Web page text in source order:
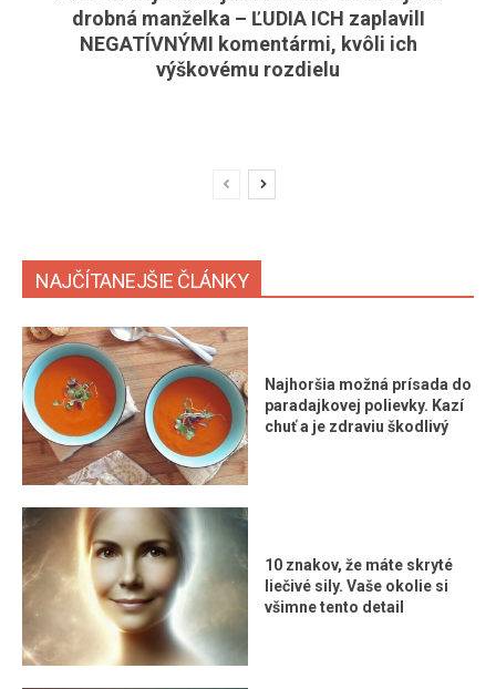
drobná manželka – ĽUDIA ICH zaplavilI
NEGATÍVNÝMI komentármi, kvôli ich
výškovému rozdielu
NAJČÍTANEJŠIE ČLÁNKY
Najhoršia možná prísada do
paradajkovej polievky. Kazí
chuť a je zdraviu škodlivý
10 znakov, že máte skryté
liečivé sily. Vaše okolie si
všimne tento detail